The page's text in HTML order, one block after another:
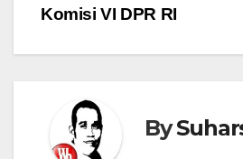
Komisi VI DPR RI
By